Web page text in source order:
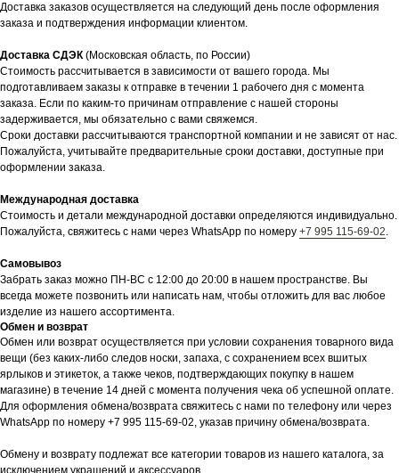
Доставка заказов осуществляется на следующий день после оформления
заказа и подтверждения информации клиентом.
Доставка СДЭК(Московская область, по России)
Стоимость рассчитывается в зависимости от вашего города. Мы
подготавливаем заказы к отправке в течении 1 рабочего дня с момента
заказа. Если по каким-то причинам отправление с нашей стороны
задерживается, мы обязательно с вами свяжемся.
Сроки доставки рассчитываются транспортной компании и не зависят от нас.
Пожалуйста, учитывайте предварительные сроки доставки, доступные при
оформлении заказа.
Международная доставка
Стоимость и детали международной доставки определяются индивидуально.
Пожалуйста, свяжитесь с нами через WhatsApp по номеру +7 995 115-69-02.
Самовывоз
Забрать заказ можно ПН-ВС с 12:00 до 20:00 в нашем пространстве. Вы
всегда можете позвонить или написать нам, чтобы отложить для вас любое
изделие из нашего ассортимента.
Обмен и возврат
Обмен или возврат осуществляется при условии сохранения товарного вида
вещи (без каких-либо следов носки, запаха, с сохранением всех вшитых
ярлыков и этикеток, а также чеков, подтверждающих покупку в нашем
магазине) в течение 14 дней с момента получения чека об успешной оплате.
Для оформления обмена/возврата свяжитесь с нами по телефону или через
WhatsApp по номеру +7 995 115-69-02, указав причину обмена/возврата.
Обмену и возврату подлежат все категории товаров из нашего каталога, за